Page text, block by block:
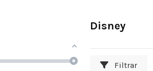
Disney
Filtrar